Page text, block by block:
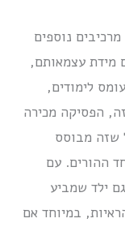
נוספים
מידת עצמאותם,
לימודים,
הפסיקה מכירה
שזה מבוסס
ההורים. עם
ילד שמביע
במיוחד אם